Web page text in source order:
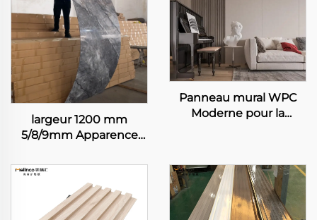
largeur 1200 mm
5/8/9mm Apparence
Naturelle en Fibre de
Bambou Carbon Rock
Plateau Mural Peinture
Veneer Feuille Sans
Panneau mural WPC
Moderne pour la
Fond Étanche
Application pour le
Salon